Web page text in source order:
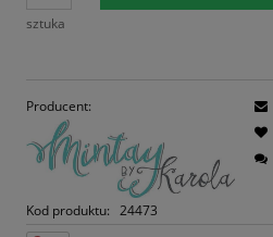
sztuka
Producent:
Kod produktu: 24473